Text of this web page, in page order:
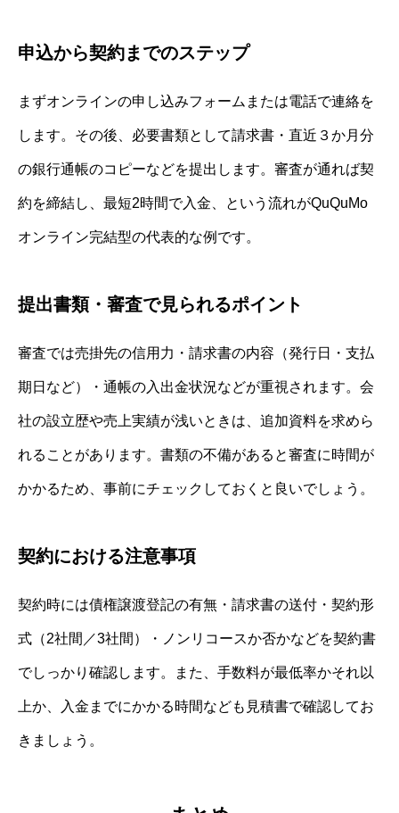
申込から契約までのステップ
まずオンラインの申し込みフォームまたは電話で連絡を
します。その後、必要書類として請求書・直近３か月分
の銀行通帳のコピーなどを提出します。審査が通れば契
約を締結し、最短2時間で入金、という流れがQuQuMo
オンライン完結型の代表的な例です。
提出書類・審査で見られるポイント
審査では売掛先の信用力・請求書の内容（発行日・支払
期日など）・通帳の入出金状況などが重視されます。会
社の設立歴や売上実績が浅いときは、追加資料を求めら
れることがあります。書類の不備があると審査に時間が
かかるため、事前にチェックしておくと良いでしょう。
契約における注意事項
契約時には債権譲渡登記の有無・請求書の送付・契約形
式（2社間／3社間）・ノンリコースか否かなどを契約書
でしっかり確認します。また、手数料が最低率かそれ以
上か、入金までにかかる時間なども見積書で確認してお
きましょう。